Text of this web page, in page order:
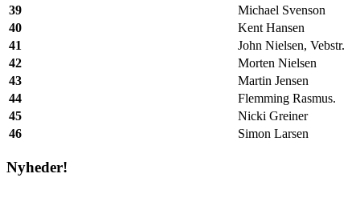
39
Michael Svenson
40
Kent Hansen
41
John Nielsen, Vebstr.
42
Morten Nielsen
43
Martin Jensen
44
Flemming Rasmus.
45
Nicki Greiner
46
Simon Larsen
Nyheder!